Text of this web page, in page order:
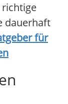
richtige
dauerhaft
für